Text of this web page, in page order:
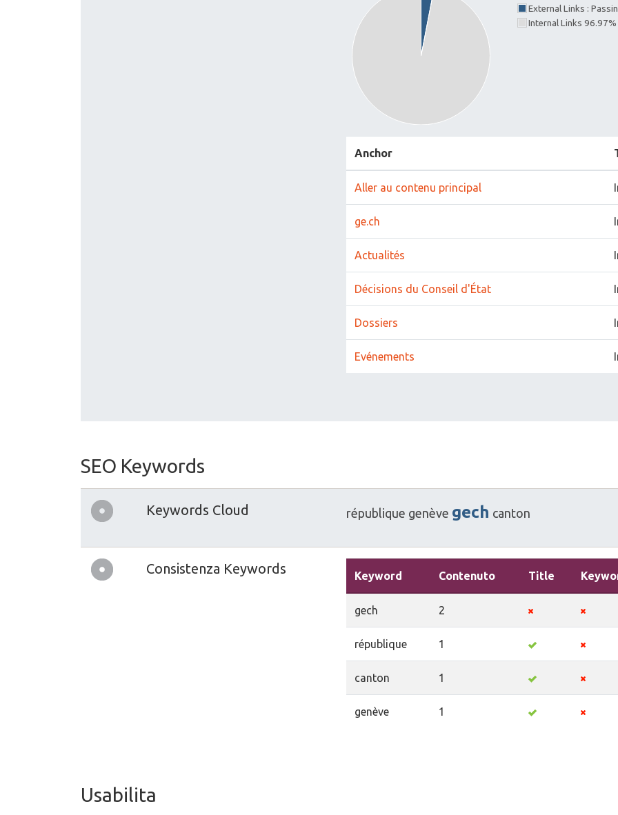
External Links :
Internal Links 96.97%
Anchor
Aller au contenu principal
ge.ch
Actualités
Décisions du Conseil d'État
Dossiers
Evénements
SEO Keywords
Keywords Cloud république genève gech canton
Consistenza Keywords Keyword Contenuto Title
gech 2
république 1
canton 1
genève 1
Usabilita